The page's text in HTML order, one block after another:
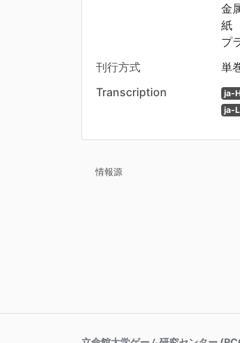
金
紙
プ
刊行方式
単
Transcription
ja-
ja-
情報源